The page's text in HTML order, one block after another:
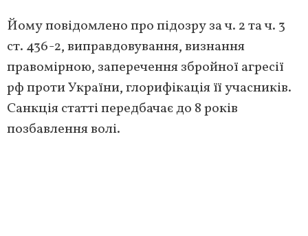
Йому повідомлено про підозру за ч. 2 та ч. 3
ст. 436-2, виправдовування, визнання
правомірною, заперечення збройної агресії
рф проти України, глорифікація її учасників.
Санкція статті передбачає до 8 років
позбавлення волі.